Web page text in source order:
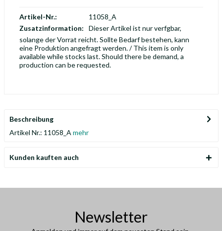
Artikel-Nr.:
11058_A
Zusatzinformation:
Dieser Artikel ist nur verfgbar,
solange der Vorrat reicht. Sollte Bedarf bestehen, kann
eine Produktion angefragt werden. / This item is only
available while stocks last. Should there be demand, a
production can be requested.
Beschreibung
Artikel Nr.: 11058_A mehr
Kunden kauften auch
Newsletter